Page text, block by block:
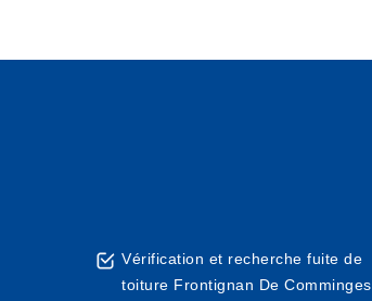
Vérification et recherche fuite de
toiture Frontignan De Comminges